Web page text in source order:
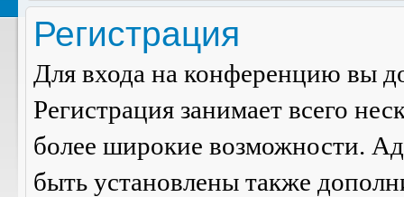
Регистрация
Для входа на конференцию вы
Регистрация занимает всего
более широкие возможности.
быть установлены также